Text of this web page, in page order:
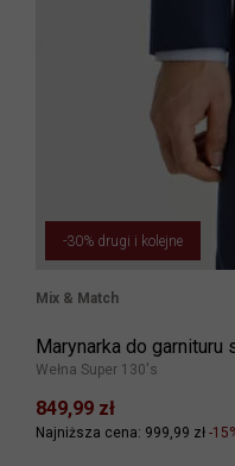
-30% drugi i kolejne
Mix & Match
Marynarka do
Wełna Super 130's
849,99 zł
Najniższa cena: 999,99 zł -